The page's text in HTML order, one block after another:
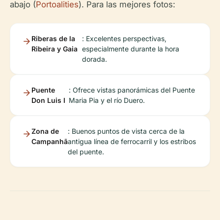
abajo (Portoalities). Para las mejores fotos:
Riberas de la
Ribeira y Gaia
: Excelentes perspectivas,
especialmente durante la hora
dorada.
Puente
Don Luis I
: Ofrece vistas panorámicas del Puente
Maria Pia y el río Duero.
Zona de
Campanhã
: Buenos puntos de vista cerca de la
antigua línea de ferrocarril y los estribos
del puente.